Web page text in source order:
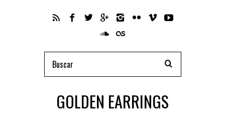
GOLDEN EARRINGS